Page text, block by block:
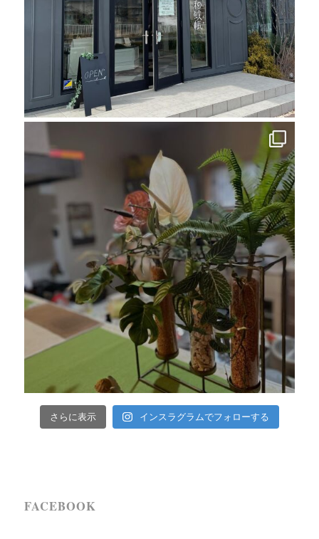
さらに表示 インスラグラムでフォローする
FACEBOOK